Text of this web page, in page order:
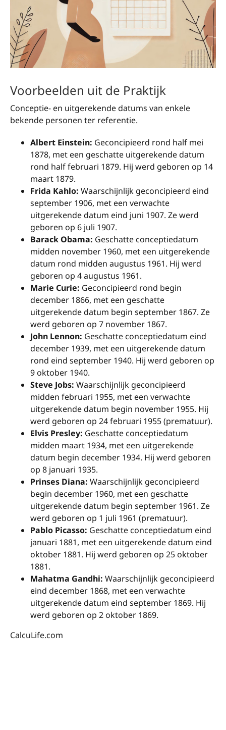
Voorbeelden uit de Praktijk
Conceptie- en uitgerekende datums van enkele
bekende personen ter referentie.
Albert Einstein: Geconcipieerd rond half mei
1878, met een geschatte uitgerekende datum
rond half februari 1879. Hij werd geboren op 14
maart 1879.
Frida Kahlo: Waarschijnlijk geconcipieerd eind
september 1906, met een verwachte
uitgerekende datum eind juni 1907. Ze werd
geboren op 6 juli 1907.
Barack Obama: Geschatte conceptiedatum
midden november 1960, met een uitgerekende
datum rond midden augustus 1961. Hij werd
geboren op 4 augustus 1961.
Marie Curie: Geconcipieerd rond begin
december 1866, met een geschatte
uitgerekende datum begin september 1867. Ze
werd geboren op 7 november 1867.
John Lennon: Geschatte conceptiedatum eind
december 1939, met een uitgerekende datum
rond eind september 1940. Hij werd geboren op
9 oktober 1940.
Steve Jobs: Waarschijnlijk geconcipieerd
midden februari 1955, met een verwachte
uitgerekende datum begin november 1955. Hij
werd geboren op 24 februari 1955 (prematuur).
Elvis Presley: Geschatte conceptiedatum
midden maart 1934, met een uitgerekende
datum begin december 1934. Hij werd geboren
op 8 januari 1935.
Prinses Diana: Waarschijnlijk geconcipieerd
begin december 1960, met een geschatte
uitgerekende datum begin september 1961. Ze
werd geboren op 1 juli 1961 (prematuur).
Pablo Picasso: Geschatte conceptiedatum eind
januari 1881, met een uitgerekende datum eind
oktober 1881. Hij werd geboren op 25 oktober
1881.
Mahatma Gandhi: Waarschijnlijk geconcipieerd
eind december 1868, met een verwachte
uitgerekende datum eind september 1869. Hij
werd geboren op 2 oktober 1869.
CalcuLife.com